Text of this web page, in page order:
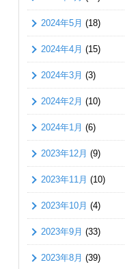
2024年5月 (18)
2024年4月 (15)
2024年3月 (3)
2024年2月 (10)
2024年1月 (6)
2023年12月 (9)
2023年11月 (10)
2023年10月 (4)
2023年9月 (33)
2023年8月 (39)